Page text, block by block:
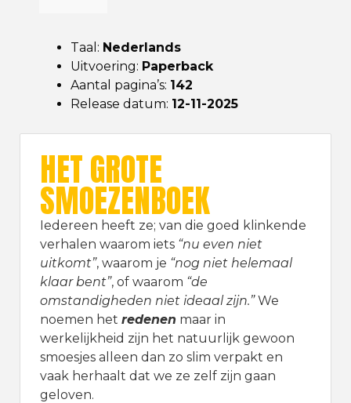
Taal: Nederlands
Uitvoering: Paperback
Aantal pagina’s: 142
Release datum: 12-11-2025
HET GROTE
SMOEZENBOEK
Iedereen heeft ze; van die goed klinkende
verhalen waarom iets “nu even niet
uitkomt”, waarom je “nog niet helemaal
klaar bent”, of waarom “de
omstandigheden niet ideaal zijn.”We
noemen het redenen maar in
werkelijkheid zijn het natuurlijk gewoon
smoesjes alleen dan zo slim verpakt en
vaak herhaalt dat we ze zelf zijn gaan
geloven.